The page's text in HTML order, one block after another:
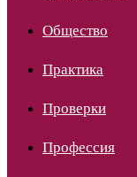
Общество
Практика
Проверки
Профессия